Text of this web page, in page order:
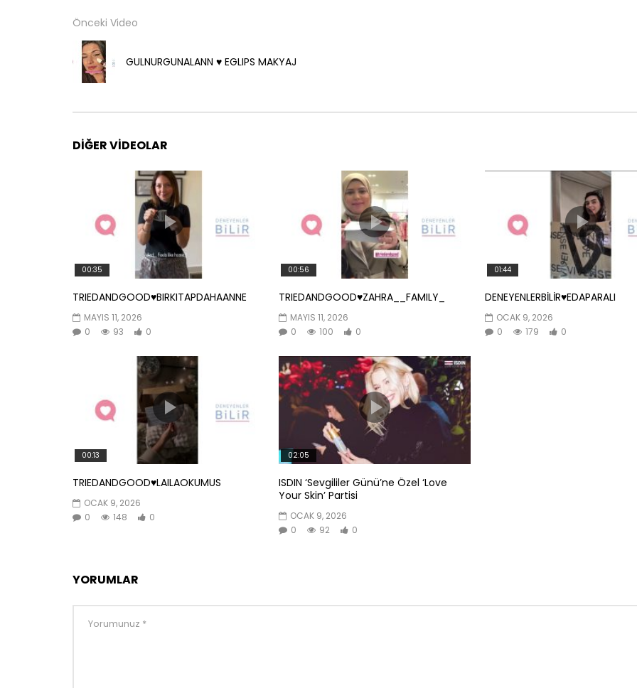
Önceki Video
GULNURGUNALANN ♥️ EGLIPS MAKYAJ
DIĞER VIDEOLAR
00:35
TRIEDANDGOOD♥️BIRKITAPDAHAANNE
MAYIS 11, 2026
0
93 0
00:56
TRIEDANDGOOD♥️ZAHRA__FAMILY_
MAYIS 11, 2026
0
100 0
01:44
DENEYENLERBİLİR♥️EDAPARALI
OCAK 9, 2026
0
179 0
00:13
TRIEDANDGOOD♥️LAILAOKUMUS
OCAK 9, 2026
0
148 0
02:05
ISDIN ‘Sevgililer Günü’ne Özel ‘Love
Your Skin’ Partisi
OCAK 9, 2026
0
92 0
YORUMLAR